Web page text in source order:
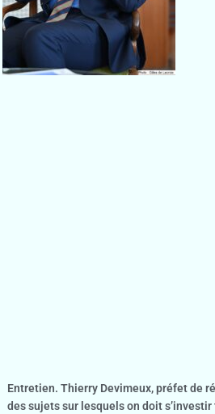
Entretien. Thierry Devimeux, préfet de
des sujets sur lesquels on doit